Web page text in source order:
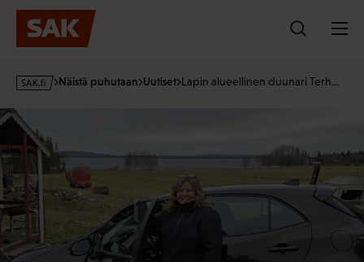
Hyppää
sisältöön
s
k
f
Näistä puhutaan Uutiset Lapin alueellinen duunari Terh…